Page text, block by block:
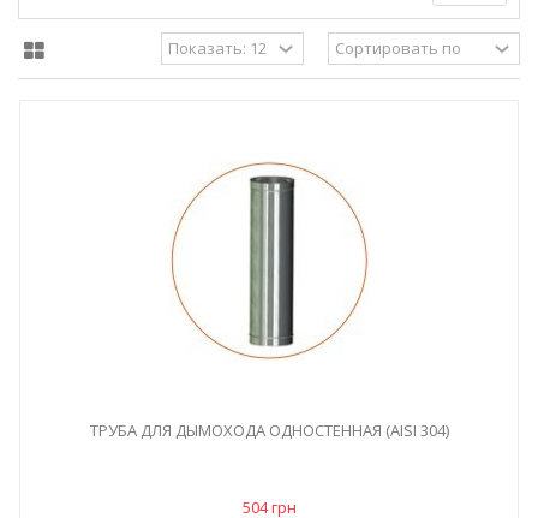
ТРУБА ДЛЯ ДЫМОХОДА ОДНОСТЕННАЯ (AISI 304)
504 грн